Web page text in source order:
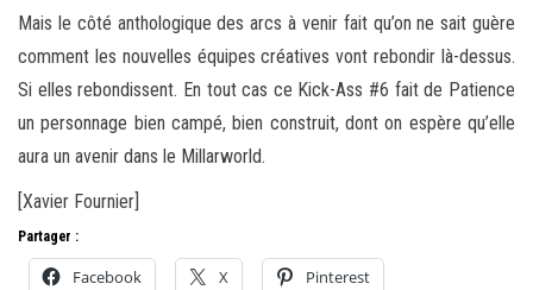
Mais le côté anthologique des arcs à venir fait qu’on ne sait guère
comment les nouvelles équipes créatives vont rebondir là-dessus.
Si elles rebondissent. En tout cas ce Kick-Ass #6 fait de Patience
un personnage bien campé, bien construit, dont on espère qu’elle
aura un avenir dans le Millarworld.
[Xavier Fournier]
Partager :
Facebook X Pinterest